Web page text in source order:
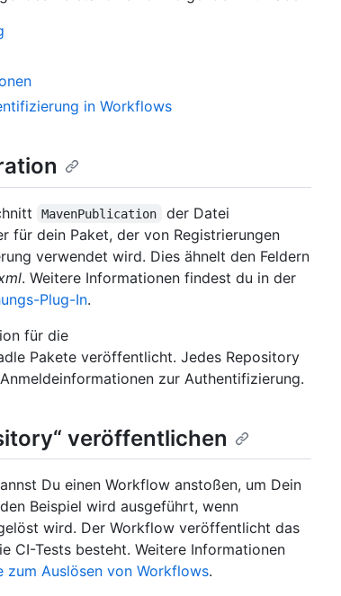
in Workflows
MavenPublication
der Datei
für dein Paket, der von Registrierungen
verwendet wird. Dies ähnelt den Feldern
. Weitere Informationen findest du in der
Plug-In.
für die
Pakete veröffentlicht. Jedes Repository
zur Authentifizierung.
veröffentlichen
Du einen Workflow anstoßen, um Dein
Beispiel wird ausgeführt, wenn
wird. Der Workflow veröffentlicht das
CI-Tests besteht. Weitere Informationen
zum Auslösen von Workflows.